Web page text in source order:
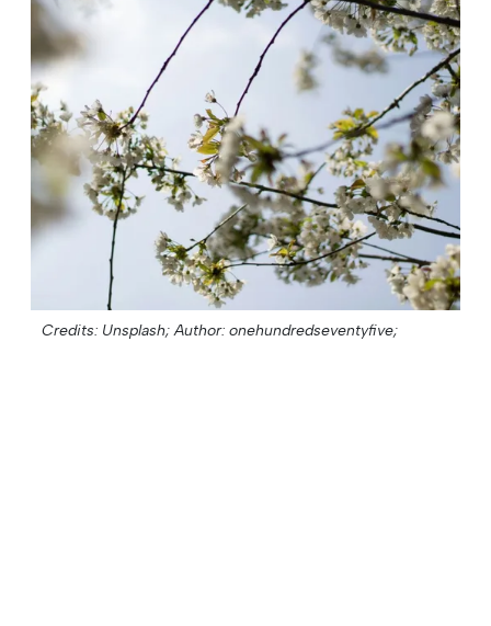
Credits: Unsplash; Author: onehundredseventyfive;